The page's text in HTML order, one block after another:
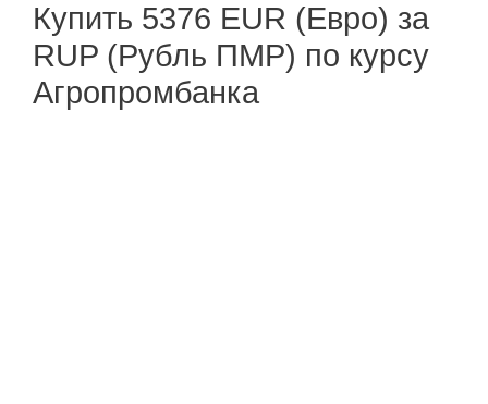
Купить 5376 EUR (Евро) за
RUP (Рубль ПМР) по курсу
Агропромбанка